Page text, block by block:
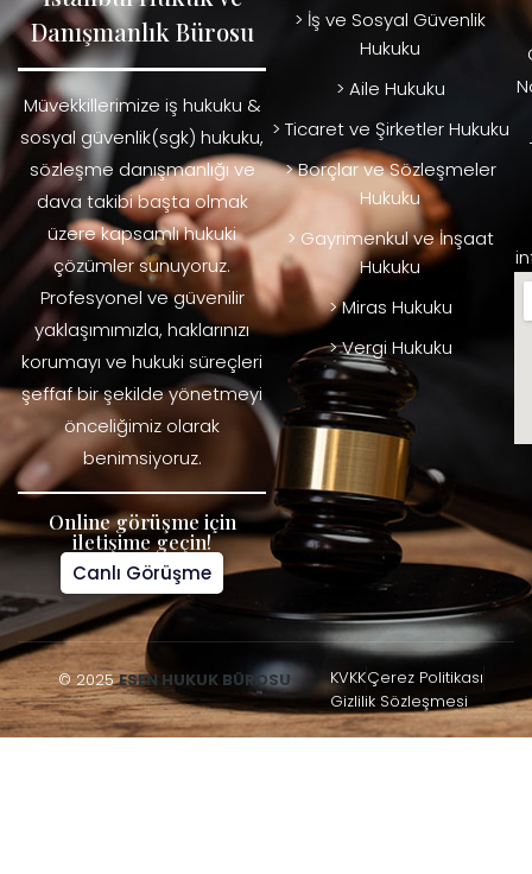
Danışmanlık Bürosu
Müvekkillerimize iş hukuku &
sosyal güvenlik(sgk) hukuku,
sözleşme danışmanlığı ve
dava takibi başta olmak
üzere kapsamlı hukuki
çözümler sunuyoruz.
Profesyonel ve güvenilir
yaklaşımımızla, haklarınızı
korumayı ve hukuki süreçleri
şeffaf bir şekilde yönetmeyi
önceliğimiz olarak
benimsiyoruz.
Online görüşme için
iletişime geçin!
Canlı Görüşme
> İş ve Sosyal Güvenlik
Hukuku
> Aile Hukuku
> Ticaret ve Şirketler Hukuku
> Borçlar ve Sözleşmeler
Hukuku
> Gayrimenkul ve İnşaat
Hukuku
> Miras Hukuku
> Vergi Hukuku
© 2025ESEN HUKUK BÜROSU KVKKÇerez Politikası
Gizlilik Sözleşmesi